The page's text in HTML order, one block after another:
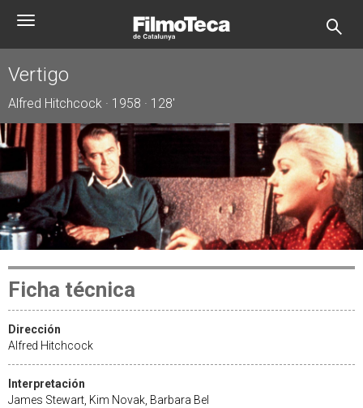
Toggle
Vertigo
Alfred Hitchcock · 1958 · 128'
Ficha técnica
Dirección
Alfred Hitchcock
Interpretación
James Stewart, Kim Novak, Barbara Bel